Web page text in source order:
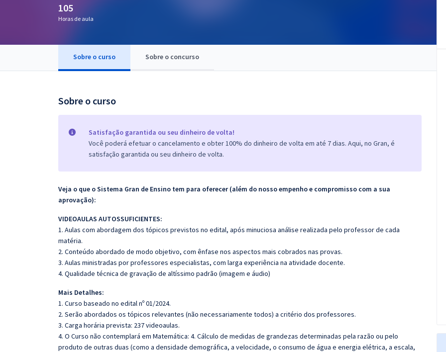
Questões grátis
105
Horas de aula
Sobre o curso Sobre o concurso
Sobre o curso
Satisfação garantida ou seu dinheiro de volta!
Você poderá efetuar o cancelamento e obter 100% do dinheiro de volta em até 7 dias. Aqui, no Gran, é
satisfação garantida ou seu dinheiro de volta.
Veja o que o Sistema Gran de Ensino tem para oferecer (além do nosso empenho e compromisso com a sua
aprovação):
VIDEOAULAS AUTOSSUFICIENTES:
1. Aulas com abordagem dos tópicos previstos no edital, após minuciosa análise realizada pelo professor de cada
matéria.
2. Conteúdo abordado de modo objetivo, com ênfase nos aspectos mais cobrados nas provas.
3. Aulas ministradas por professores especialistas, com larga experiência na atividade docente.
4. Qualidade técnica de gravação de altíssimo padrão (imagem e áudio)
Mais Detalhes:
1. Curso baseado no edital nº 01/2024.
2. Serão abordados os tópicos relevantes (não necessariamente todos) a critério dos professores.
3. Carga horária prevista: 237 videoaulas.
4. O Curso não contemplará em Matemática: 4. Cálculo de medidas de grandezas determinadas pela razão ou pelo
produto de outras duas (como a densidade demográfica, a velocidade, o consumo de água e energia elétrica, a escala,